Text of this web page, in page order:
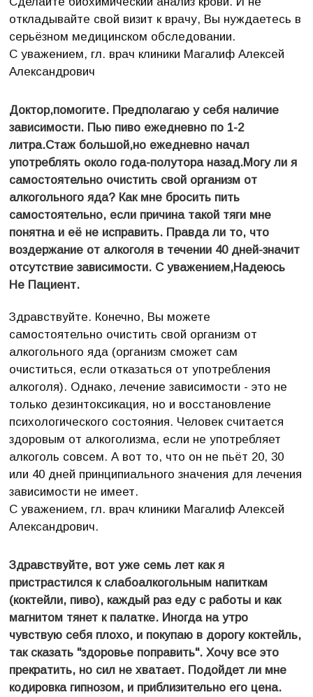
откладывайте свой визит к врачу, Вы нуждаетесь в
серьёзном медицинском обследовании.
С уважением, гл. врач клиники Магалиф Алексей
Александрович
Доктор,помогите. Предполагаю у себя наличие
зависимости. Пью пиво ежедневно по 1-2
литра.Стаж большой,но ежедневно начал
употреблять около года-полутора назад.Могу ли я
самостоятельно очистить свой организм от
алкогольного яда? Как мне бросить пить
самостоятельно, если причина такой тяги мне
понятна и её не исправить. Правда ли то, что
воздержание от алкоголя в течении 40 дней-значит
отсутствие зависимости. С уважением,Надеюсь
Не Пациент.
Здравствуйте. Конечно, Вы можете
самостоятельно очистить свой организм от
алкогольного яда (организм сможет сам
очиститься, если отказаться от употребления
алкоголя). Однако, лечение зависимости - это не
только дезинтоксикация, но и восстановление
психологического состояния. Человек считается
здоровым от алкоголизма, если не употребляет
алкоголь совсем. А вот то, что он не пьёт 20, 30
или 40 дней принципиального значения для лечения
зависимости не имеет.
С уважением, гл. врач клиники Магалиф Алексей
Александрович.
Здравствуйте, вот уже семь лет как я
пристрастился к слабоалкогольным напиткам
(коктейли, пиво), каждый раз еду с работы и как
магнитом тянет к палатке. Иногда на утро
чувствую себя плохо, и покупаю в дорогу коктейль,
так сказать "здоровье поправить". Хочу все это
прекратить, но сил не хватает. Подойдет ли мне
кодировка гипнозом, и приблизительно его цена.